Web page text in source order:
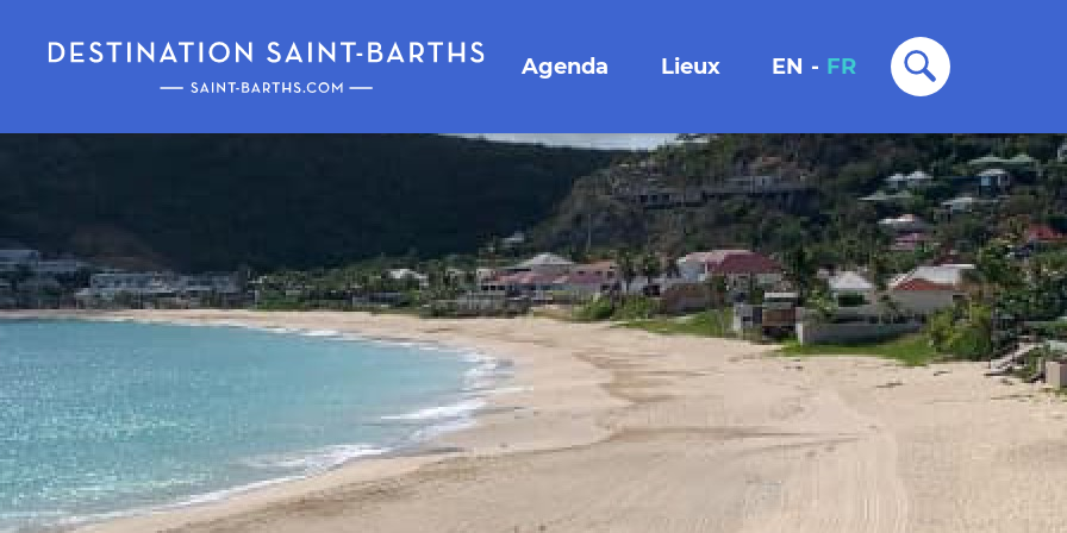
Agenda Lieux EN - FR